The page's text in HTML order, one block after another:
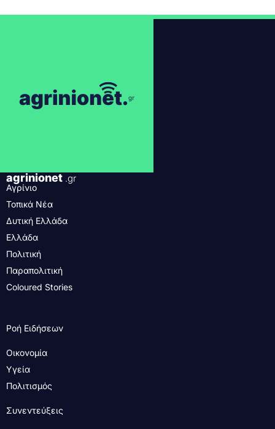
agrinionet .gr
Αγρίνιο
Τοπικά Νέα
Δυτική Ελλάδα
Ελλάδα
Πολιτική
Παραπολιτική
Coloured Stories
Ροή Ειδήσεων
Οικονομία
Υγεία
Πολιτισμός
Συνεντεύξεις